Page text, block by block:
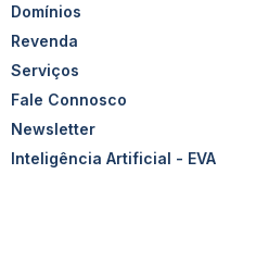
Domínios
Revenda
Serviços
Fale Connosco
Newsletter
Inteligência Artificial - EVA